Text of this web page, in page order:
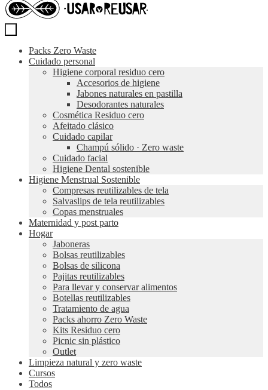
Packs Zero Waste
Cuidado personal
Higiene corporal residuo cero
Accesorios de higiene
Jabones naturales en pastilla
Desodorantes naturales
Cosmética Residuo cero
Afeitado clásico
Cuidado capilar
Champú sólido · Zero waste
Cuidado facial
Higiene Dental sostenible
Higiene Menstrual Sostenible
Compresas reutilizables de tela
Salvaslips de tela reutilizables
Copas menstruales
Maternidad y post parto
Hogar
Jaboneras
Bolsas reutilizables
Bolsas de silicona
Pajitas reutilizables
Para llevar y conservar alimentos
Botellas reutilizables
Tratamiento de agua
Packs ahorro Zero Waste
Kits Residuo cero
Picnic sin plástico
Outlet
Limpieza natural y zero waste
Cursos
Todos